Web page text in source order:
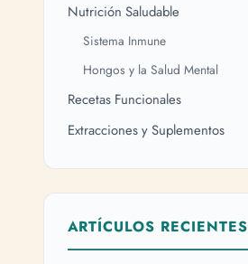
Nutrición Saludable
Sistema Inmune
Hongos y la Salud Mental
Recetas Funcionales
Extracciones y Suplementos
ARTÍCULOS RECIENTES